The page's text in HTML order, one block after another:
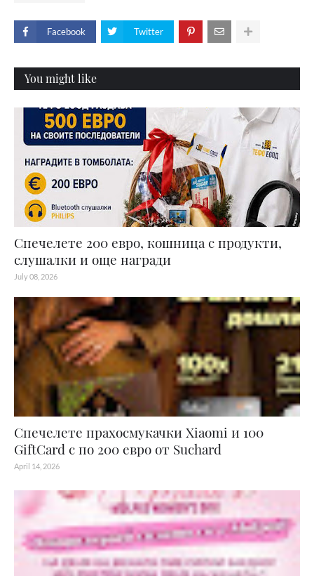
Facebook Twitter
You might like
Спечелете 200 евро, кошница с продукти,
слушалки и още награди
July 08, 2026
Спечелете прахосмукачки Xiaomi и 100
GiftCard с по 200 евро от Suchard
April 14, 2026